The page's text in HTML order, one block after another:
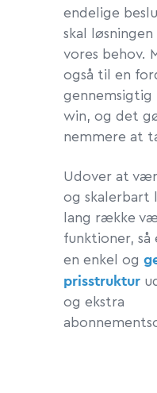
endelige
skal
vores behov.
også til en
gennemsigtig
win, og det
nemmere
Udover at
og skalerbart
lang række
funktioner,
en enkel og
prisstruktur
og ekstra